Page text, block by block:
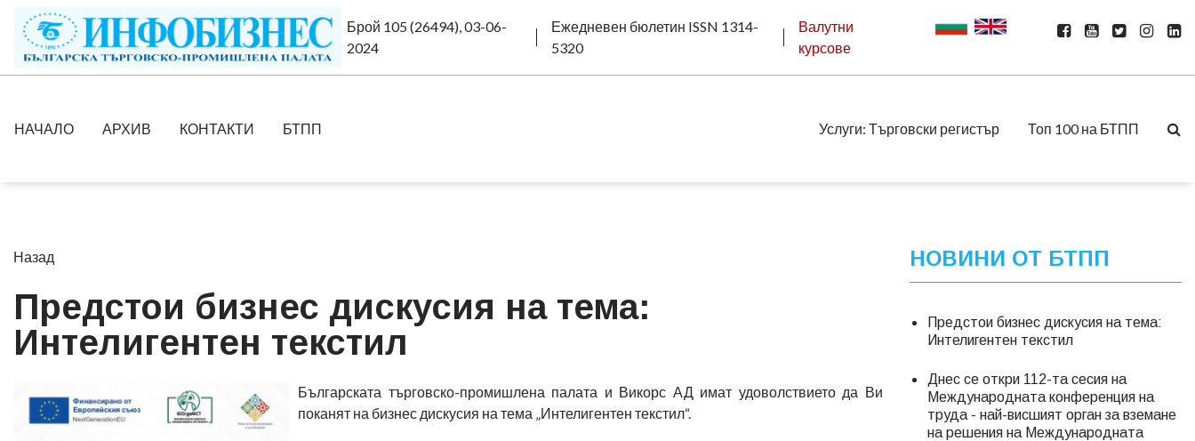
Брой 105 (26494), 03-06-
2024
Ежедневен бюлетин ISSN 1314-
5320
Валутни
курсове
НАЧАЛО АРХИВ КОНТАКТИ БТПП Услуги: Търговски регистър Топ 100 на БТПП
Назад
Предстои бизнес дискусия на тема:
Интелигентен текстил
Българската търговско-промишлена палата и Викорс АД имат удоволствието да Ви
поканят на бизнес дискусия на тема „Интелигентен текстил“.
НОВИНИ ОТ БТПП
Предстои бизнес дискусия на тема:
Интелигентен текстил
Днес се откри 112-та сесия на
Международната конференция на
труда - най-висшият орган за вземане
на решения на Международната